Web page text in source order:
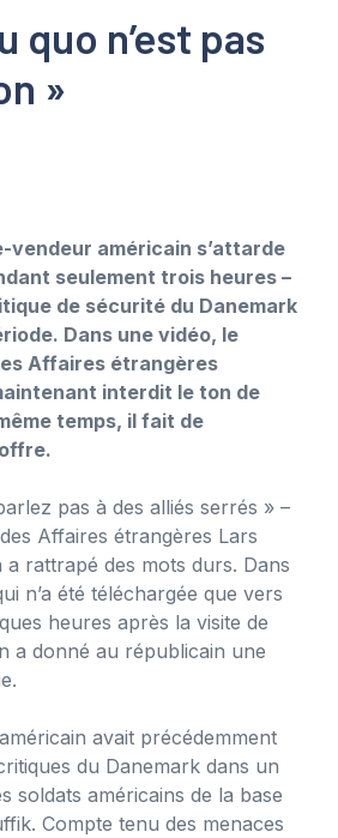
quo n’est pas
»
américain s’attarde
seulement trois heures –
de sécurité du Danemark
Dans une vidéo, le
Affaires étrangères
interdit le ton de
temps, il fait de
pas à des alliés serrés » –
Affaires étrangères Lars
a rattrapé des mots durs. Dans
n’a été téléchargée que vers
heures après la visite de
a donné au républicain une
avait précédemment
du Danemark dans un
soldats américains de la base
Compte tenu des menaces